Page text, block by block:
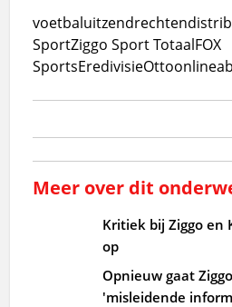
voetbaluitzendrechten
SportZiggo Sport TotaalFOX
SportsEredivisieOttoonline
Meer over dit
Kritiek bij Ziggo en
op
Opnieuw gaat
'misleidende